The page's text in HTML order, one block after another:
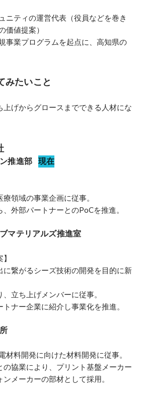
ィの運営代表（役員などを巻き
価値提案）
事業プログラムを起点に、高知県の
みたいこと
上げからグロースまでできる人材にな
推進部 現在
領域の事業企画に従事。
外部パートナーとのPoCを推進。
マテリアルズ推進室
に繋がるシーズ技術の開発を目的に新
立ち上げメンバーに従事。
トナー企業に紹介し事業化を推進。
材料開発に向けた材料開発に従事。
の協業により、プリント基盤メーカー
メーカーの部材として採用。